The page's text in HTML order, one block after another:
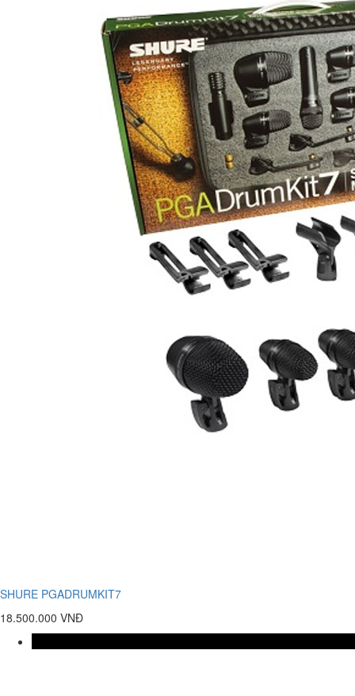
SHURE PGADRUMKIT7
18.500.000 VNĐ